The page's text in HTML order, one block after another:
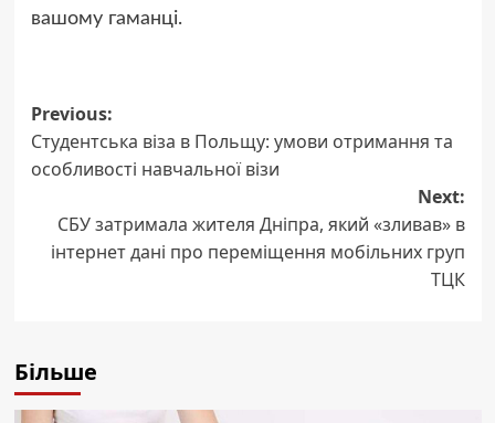
вашому гаманці.
Post
navigation
Previous:
Студентська віза в Польщу: умови отримання та
особливості навчальної візи
Next:
СБУ затримала жителя Дніпра, який «зливав» в
інтернет дані про переміщення мобільних груп
ТЦК
Більше